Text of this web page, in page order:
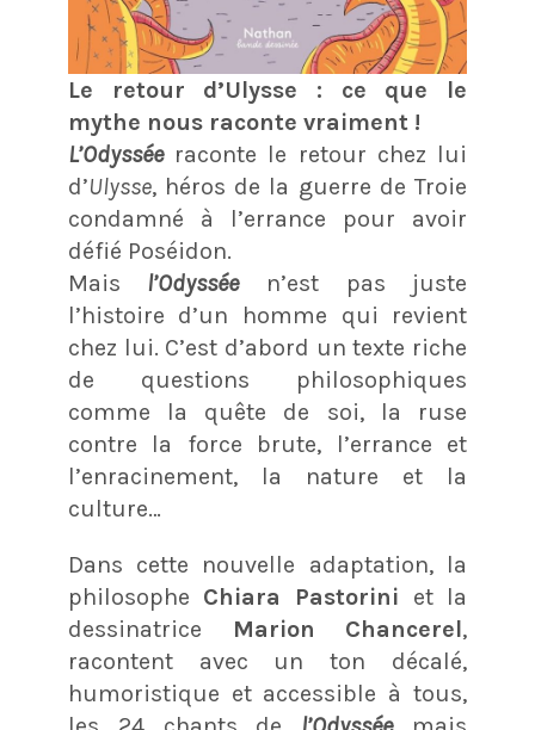
Le retour d’Ulysse : ce que le
mythe nous raconte vraiment !
L’Odysséeraconte le retour chez lui
d’Ulysse, héros de la guerre de Troie
condamné à l’errance pour avoir
défié Poséidon.
Mais l’Odysséen’est pas juste
l’histoire d’un homme qui revient
chez lui. C’est d’abord un texte riche
de questions philosophiques
comme la quête de soi, la ruse
contre la force brute, l’errance et
l’enracinement, la nature et la
culture…
Dans cette nouvelle adaptation, la
philosophe Chiara Pastorini et la
dessinatrice
Marion Chancerel,
racontent avec un ton décalé,
humoristique et accessible à tous,